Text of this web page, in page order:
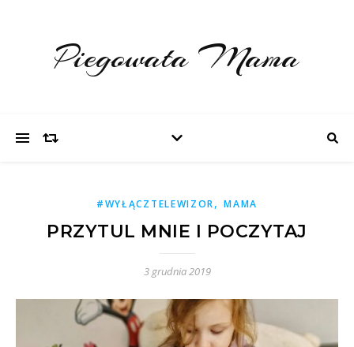
Piegowata Mama
#WYŁĄCZTELEWIZOR,MAMA
PRZYTUL MNIE I POCZYTAJ
3 grudnia 2019